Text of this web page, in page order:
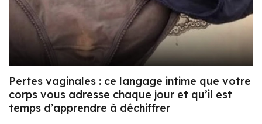
Pertes vaginales : ce langage intime que votre
corps vous adresse chaque jour et qu’il est
temps d’apprendre à déchiffrer